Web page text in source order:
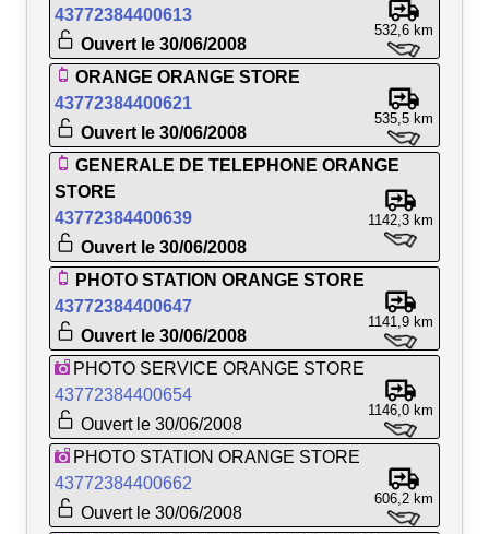
43772384400613
Ouvert le 30/06/2008
532,6 km
ORANGE ORANGE STORE
43772384400621
Ouvert le 30/06/2008
535,5 km
GENERALE DE TELEPHONE ORANGE
STORE
43772384400639
Ouvert le 30/06/2008
1142,3 km
PHOTO STATION ORANGE STORE
43772384400647
Ouvert le 30/06/2008
1141,9 km
PHOTO SERVICE ORANGE STORE
43772384400654
Ouvert le 30/06/2008
1146,0 km
PHOTO STATION ORANGE STORE
43772384400662
Ouvert le 30/06/2008
606,2 km